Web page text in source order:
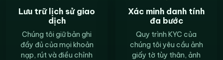
Lưu trữ lịch sử giao
dịch
Chúng tôi giữ bản ghi
đầy đủ của mọi khoản
nạp, rút và điều chỉnh
Xác minh danh tính
đa bước
Quy trình KYC của
chúng tôi yêu cầu ảnh
giấy tờ tùy thân, ảnh